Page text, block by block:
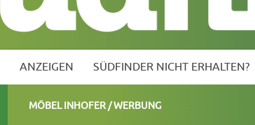
ANZEIGEN SÜDFINDER NICHT ERHALTEN?
MÖBEL INHOFER/WERBUNG